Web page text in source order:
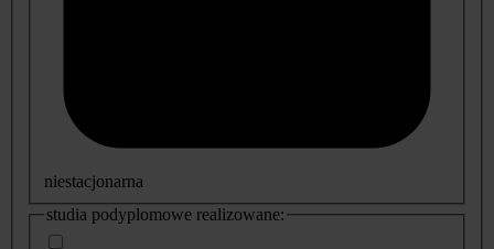
niestacjonarna
studia podyplomowe realizowane: